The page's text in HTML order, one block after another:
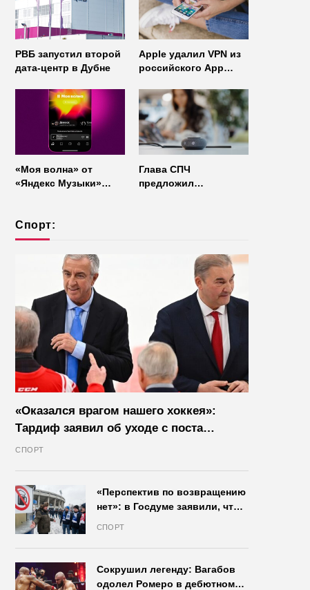
мессенджера
РВБ запустил второй
дата-центр в Дубне
Apple удалил VPN из
российского App
«Моя волна» от
«Яндекс Музыки»
Глава СПЧ
предложил
Спорт:
«Оказался врагом нашего хоккея»:
Тардиф заявил об уходе с поста
президента IIHF в октябре
СПОРТ
«Перспектив по возвращению
нет»: в Госдуме заявили, что
СПОРТ
Сокрушил легенду: Вагабов
одолел Ромеро в дебютном